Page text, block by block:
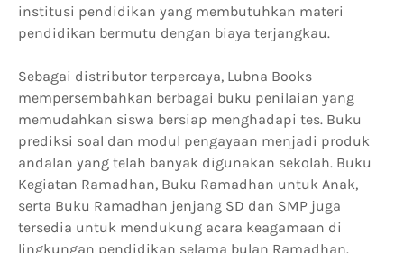
institusi pendidikan yang membutuhkan materi
pendidikan bermutu dengan biaya terjangkau.
Sebagai distributor terpercaya, Lubna Books
mempersembahkan berbagai buku penilaian yang
memudahkan siswa bersiap menghadapi tes. Buku
prediksi soal dan modul pengayaan menjadi produk
andalan yang telah banyak digunakan sekolah. Buku
Kegiatan Ramadhan, Buku Ramadhan untuk Anak,
serta Buku Ramadhan jenjang SD dan SMP juga
tersedia untuk mendukung acara keagamaan di
lingkungan pendidikan selama bulan Ramadhan.